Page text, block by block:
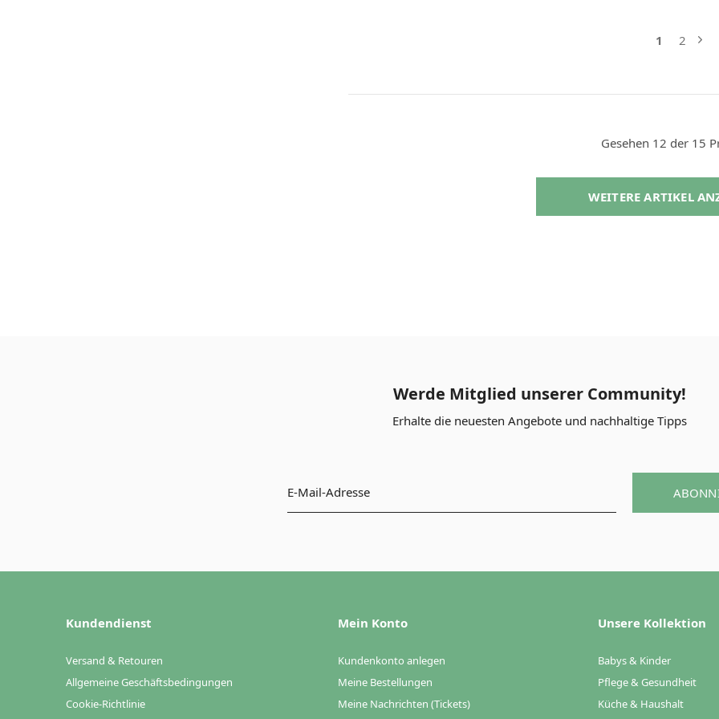
1 2
Gesehen 12 der 15
WEITERE ARTIKEL
Werde Mitglied unserer Community!
Erhalte die neuesten Angebote und nachhaltige Tipps
Kundendienst
Versand & Retouren
Allgemeine Geschäftsbedingungen
Cookie-Richtlinie
Mein Konto
Kundenkonto anlegen
Meine Bestellungen
Meine Nachrichten (Tickets)
Unsere Kollektion
Babys & Kinder
Pflege & Gesundheit
Küche & Haushalt